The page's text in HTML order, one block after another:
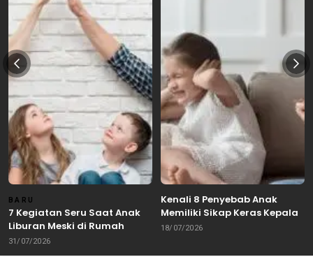
BARU
7 Kegiatan Seru Saat Anak
Liburan Meski di Rumah
31/07/2026
Kenali 8 Penyebab Anak
Memiliki Sikap Keras Kepala
18/07/2026